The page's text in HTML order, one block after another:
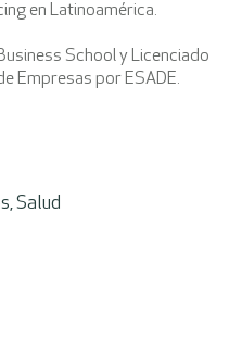
en Latinoamérica.
School y Licenciado
Empresas por ESADE.
Salud